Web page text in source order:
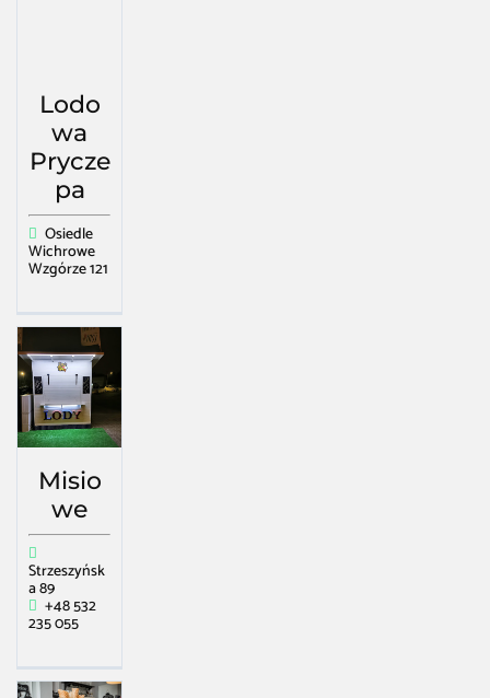
Lodo
wa
Prycze
pa
Osiedle
Wichrowe
Wzgórze 121
Misio
we
Strzeszyńsk
a 89
+48 532
235 055